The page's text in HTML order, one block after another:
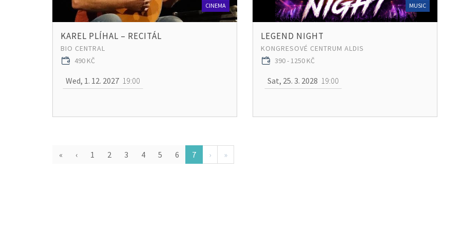
CINEMA
KAREL PLÍHAL – RECITÁL
BIO CENTRAL
490 KČ
Wed, 1. 12. 2027 19:00
MUSIC
LEGEND NIGHT
KONGRESOVÉ CENTRUM ALDIS
390 - 1250 KČ
Sat, 25. 3. 2028 19:00
« ‹ 1 2 3 4 5 6 7 › »